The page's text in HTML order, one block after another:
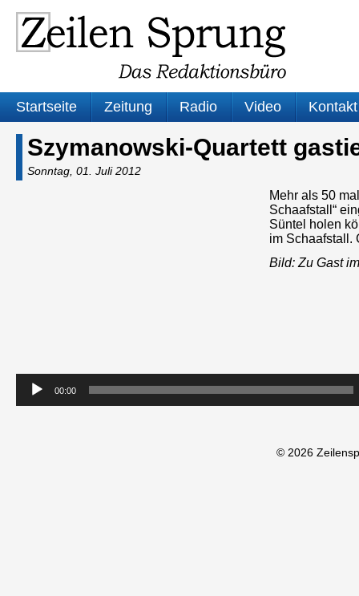
Startseite Zeitung Radio Video Kontakt
Szymanowski-Quartett
Sonntag, 01. Juli 2012
Mehr als 50
Schaafstall“
Süntel holen
im Schaafstall.
Bild: Zu Gast
00:00
© 2026